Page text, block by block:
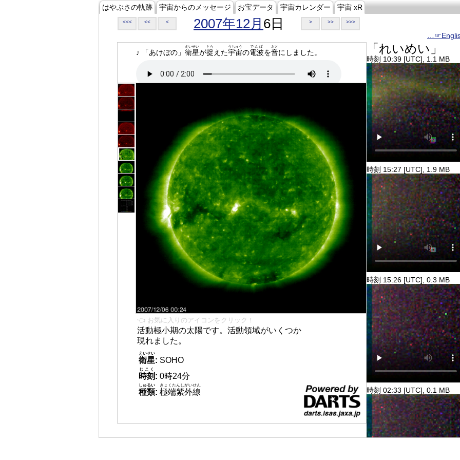
はやぶさの軌跡 宇宙からのメッセージ お宝データ 宇宙カレンダー 宇宙 xR
<<< << < 2007年12月 6日 > >> >>>
♪ 「あけぼの」 衛星
えいせい
が捉
とら
えた宇宙
うちゅう
の電波
でんぱ
を音
おと
にしました。
👈 お気に入りのアイコンをクリック！
活動極小期の太陽です。活動領域がいくつか
現れました。
衛星
えいせい
: SOHO
時刻
じこく
: 0時24分
種類
しゅるい
: 極端紫外線
きょくたんしがいせん
「れいめい」
時刻 10:39 [UTC], 1.1 MB
時刻 15:27 [UTC], 1.9 MB
時刻 15:26 [UTC], 0.3 MB
時刻 02:33 [UTC], 0.1 MB